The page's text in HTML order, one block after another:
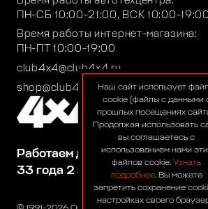
Работаем для вас:
33 года 2 месяца 25 дней
ПН-СБ 10:00-21:00, ВСК 10:00-19:00
Время работы интернет-магазина:
ПН-ПТ 10:00-19:00
club4x4@club4x4.ru
shop@club4x4.ruНаш сайт использует
cookie (файлы с данными
прошлых посещениях
Продолжая использовать
вы соглашаетесь с
использованием нами
файлов cookie. Узнать
подробнее. Вы можете
запретить сохранение
настройках своего